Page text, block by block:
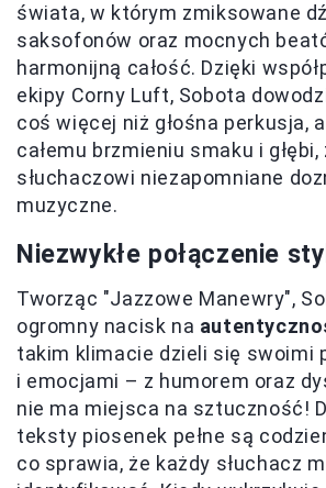
świata, w którym zmiksowane
saksofonów oraz mocnych
harmonijną całość. Dzięki
ekipy Corny Luft, Sobota
coś więcej niż głośna perkusja,
całemu brzmieniu smaku i
słuchaczowi niezapomniane
muzyczne.
Niezwykłe połączenie
Tworząc "Jazzowe Manewry",
ogromny nacisk na
takim klimacie dzieli się swoimi
i emocjami – z humorem oraz
nie ma miejsca na sztuczność!
teksty piosenek pełne są
co sprawia, że każdy słuchacz